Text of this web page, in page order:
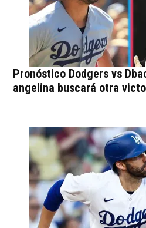
Pronóstico Dodgers vs
angelina buscará otra